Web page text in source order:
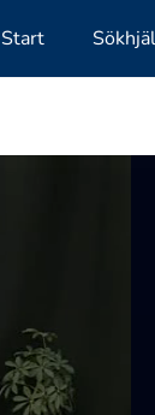
Start